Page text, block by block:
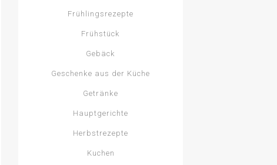
Frühlingsrezepte
Frühstück
Gebäck
Geschenke aus der Küche
Getränke
Hauptgerichte
Herbstrezepte
Kuchen